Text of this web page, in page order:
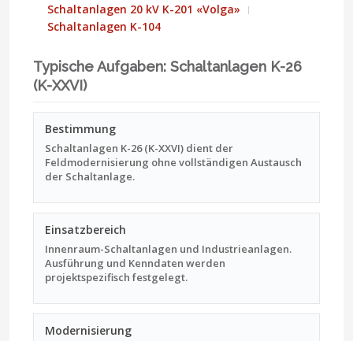
Schaltanlagen 20 kV K-201 «Volga»
Schaltanlagen K-104
Typische Aufgaben: Schaltanlagen K-26
(K-XXVI)
Bestimmung
Schaltanlagen K-26 (K-XXVI) dient der
Feldmodernisierung ohne vollständigen Austausch
der Schaltanlage.
Einsatzbereich
Innenraum-Schaltanlagen und Industrieanlagen.
Ausführung und Kenndaten werden
projektspezifisch festgelegt.
Modernisierung